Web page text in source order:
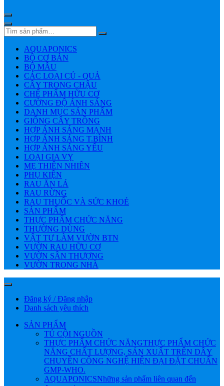
AQUAPONICS
BỘ CƠ BẢN
BỘ MẪU
CÁC LOẠI CỦ - QUẢ
CÂY TRONG CHẬU
CHẾ PHẨM HỮU CƠ
CƯỜNG ĐỘ ÁNH SÁNG
DANH MỤC SẢN PHẨM
GIỐNG CÂY TRỒNG
HỢP ÁNH SÁNG MẠNH
HỢP ÁNH SÁNG T.BÌNH
HỢP ÁNH SÁNG YẾU
LOẠI GIA VỴ
MẸ THIÊN NHIÊN
PHỤ KIỆN
RAU ĂN LÁ
RAU RỪNG
RAU THUỐC VÀ SỨC KHOẺ
SẢN PHẨM
THỰC PHẨM CHỨC NĂNG
THƯỜNG DÙNG
VẬT TƯ LÀM VƯỜN BTN
VƯỜN RAU HỮU CƠ
VƯỜN SÂN THƯỢNG
VƯỜN TRONG NHÀ
Đăng ký / Đăng nhập
Danh sách yêu thích
SẢN PHẨM
TỦ CỘI NGUỒN
THỰC PHẨM CHỨC NĂNGTHỰC PHẨM CHỨC
NĂNG CHẤT LƯỢNG, SẢN XUẤT TRÊN DÂY
CHUYỀN CÔNG NGHỆ HIỆN ĐẠI ĐẶT CHUẨN
GMP-WHO.
AQUAPONICSNhững sản phẩm liên quan đến